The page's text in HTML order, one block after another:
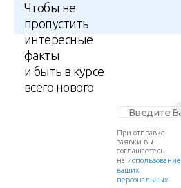
Чтобы не
пропустить
интересные
факты
и быть в курсе
всего нового
При отправке
заявки вы
соглашаетесь
на использование
ваших
персональных